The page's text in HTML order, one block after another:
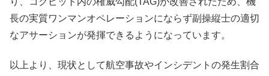
長の実質ワンマンオペレーションにならず副操縦士の適切
なアサーションが発揮できるようになっています。
以上より、現状として航空事故やインシデントの発生割合